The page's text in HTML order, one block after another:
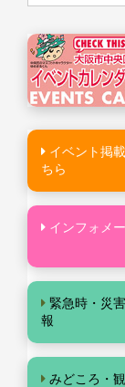
イベント掲
ちら
インフォメ
緊急時・災
報
みどころ・